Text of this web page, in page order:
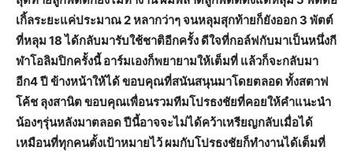
เกิ้ลระยะแค่ประมาณ 2หลากว่าๆ จนหลุมสุกท้ายก็ยังออก 3 พัตต์
ที่หลุม 18 ได้กลับมารับใช้ชาติอีกครั้ง ดีใจที่กอล์ฟกับมาเป็นหนึ่งกี
ฬาโอลิมปิกครั้งนี้ อาร์มเองก็พยายามให้เต็มที่ แล้วก็จะกลับมา
อีก4ปี ข้างหน้าให้ได้ ขอบคุณที่สนันสนุนมาโดยตลอด ทั้งสตาฟ
โค้ช ลุงสานิต ขอบคุณเพื่อนรวมทีมโปรธงชัยที่คอยให้คำแนะนำ
น้องๆรุ่นหลังมาตลอด ปีนี้อาจจะไม่ได้คว้าเหรียญกลับเมื่อได้
เหมือนที่ทุกคนตั้งเป้าหมายไว้ ผมกับโปรธงชัยก็ทำงานได้เต็มที่